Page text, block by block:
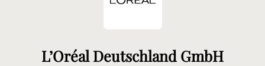
L’Oréal Deutschland GmbH